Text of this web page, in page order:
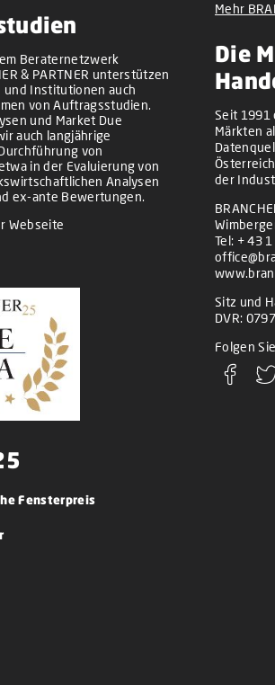
Beraternetzwerk
& PARTNER unterstützen
und Institutionen auch
von Auftragsstudien.
und Market Due
auch langjährige
von
in der Evaluierung von
Analysen
ex-ante Bewertungen.
Webseite
Fensterpreis
Mehr
Die
Seit 1991
Märkten
der
Tel: + 43
Sitz und
DVR:
Folgen